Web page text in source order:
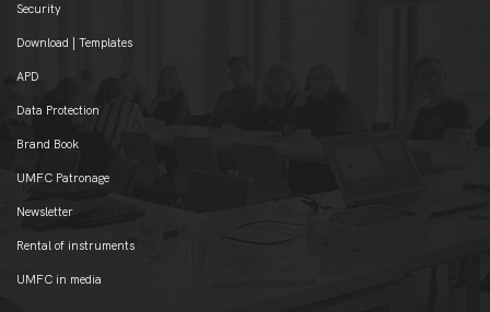
Security
Download | Templates
APD
Data Protection
Brand Book
UMFC Patronage
Newsletter
Rental of instruments
UMFC in media